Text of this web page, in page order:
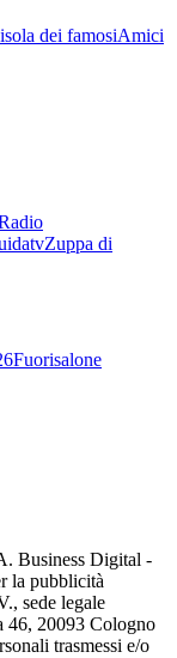
dei famosiAmici
Zuppa di
Fuorisalone
Business Digital -
la pubblicità
sede legale
46, 20093 Cologno
trasmessi e/o